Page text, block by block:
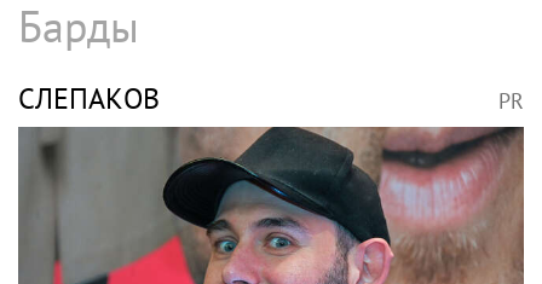
В России ликвидируют компанию Элджея